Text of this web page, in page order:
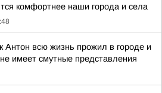
комфортнее наши города и села
Антон всю жизнь прожил в городе и
имеет смутные представления